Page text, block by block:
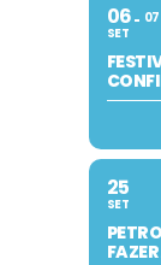
06
SET
07
25
SET